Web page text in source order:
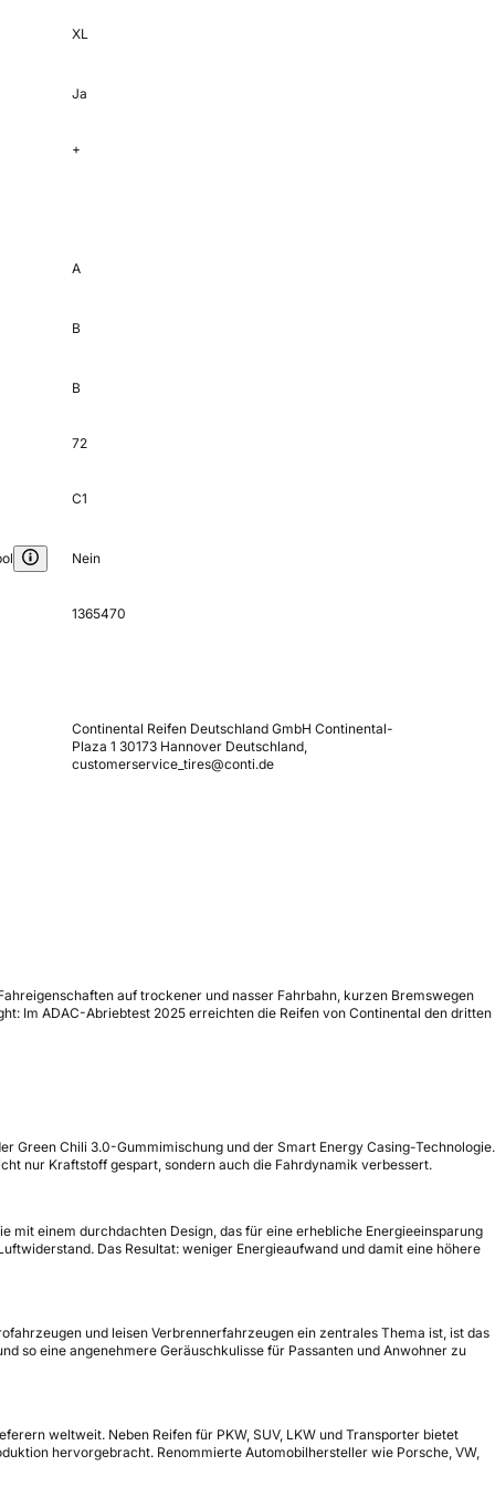
XL
Ja
+
A
B
B
72
C1
Nein
1365470
Continental Reifen Deutschland GmbH Continental-
Plaza 1 30173 Hannover Deutschland,
customerservice_tires@conti.de
auf trockener und nasser Fahrbahn, kurzen Bremswegen
Im ADAC-Abriebtest 2025 erreichten die Reifen von Continental den dritten
Green Chili 3.0-Gummimischung und der Smart Energy Casing-Technologie.
nur Kraftstoff gespart, sondern auch die Fahrdynamik verbessert.
einem durchdachten Design, das für eine erhebliche Energieeinsparung
Das Resultat: weniger Energieaufwand und damit eine höhere
und leisen Verbrennerfahrzeugen ein zentrales Thema ist, ist das
so eine angenehmere Geräuschkulisse für Passanten und Anwohner zu
weltweit. Neben Reifen für PKW, SUV, LKW und Transporter bietet
hervorgebracht. Renommierte Automobilhersteller wie Porsche, VW,